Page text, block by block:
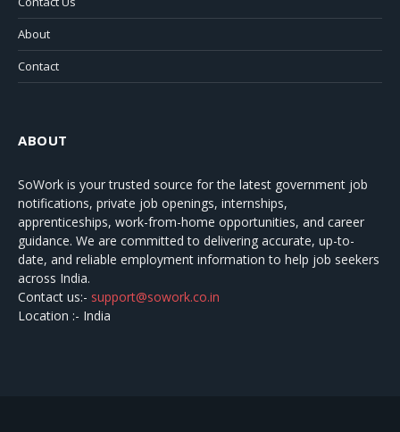
About
Contact
ABOUT
SoWork is your trusted source for the latest government job
notifications, private job openings, internships,
apprenticeships, work-from-home opportunities, and career
guidance. We are committed to delivering accurate, up-to-
date, and reliable employment information to help job seekers
across India.
Contact us:- support@sowork.co.in
Location :- India